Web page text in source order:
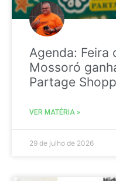
Agenda: Feira
Mossoró
Partage
VER MATÉRIA »
29 de julho de 2026